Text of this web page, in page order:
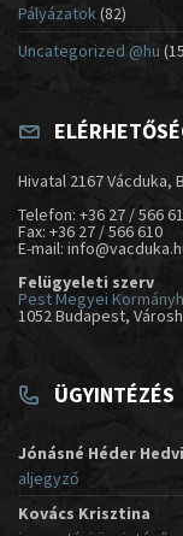
Pályázatok (82)
Uncategorized @hu
Hivatal 2167 Vácduka,
Telefon: +36 27 / 566
Fax: +36 27 / 566 610
E-mail:
Felügyeleti szerv
Pest Megyei
1052 Budapest,
ÜGYINTÉZÉS
Jónásné Héder
aljegyző
Kovács Krisztina